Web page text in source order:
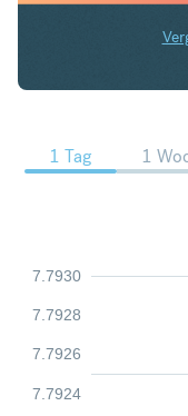
USD
1 Tag 1
7.7924
7.7926
7.7928
7.7930